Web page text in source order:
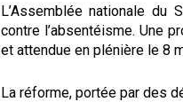
L’Assemblée nationale
contre l’absentéisme. Une
et attendue en plénière le 8
La réforme, portée par des